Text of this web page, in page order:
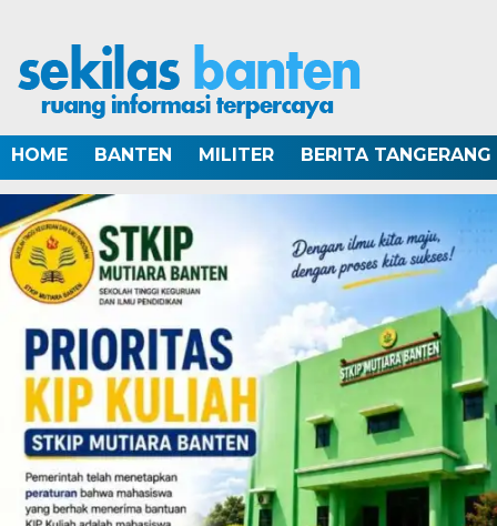
HOME BANTEN MILITER BERITA TANGERANG